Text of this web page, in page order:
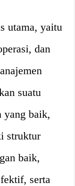
utama, yaitu
dan
suatu
yang baik,
struktur
baik,
serta